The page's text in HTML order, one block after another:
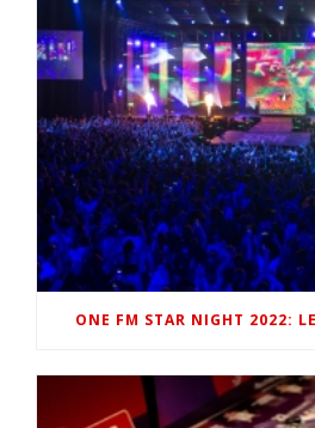
ONE FM STAR NIGHT 2022: